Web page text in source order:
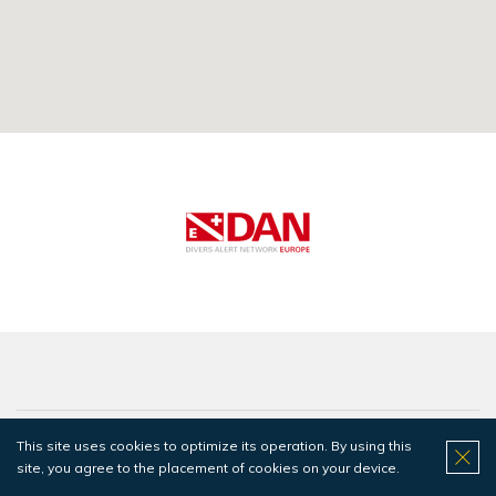
Informação Legal
This site uses cookies to optimize its operation. By using this
site, you agree to the placement of cookies on your device.